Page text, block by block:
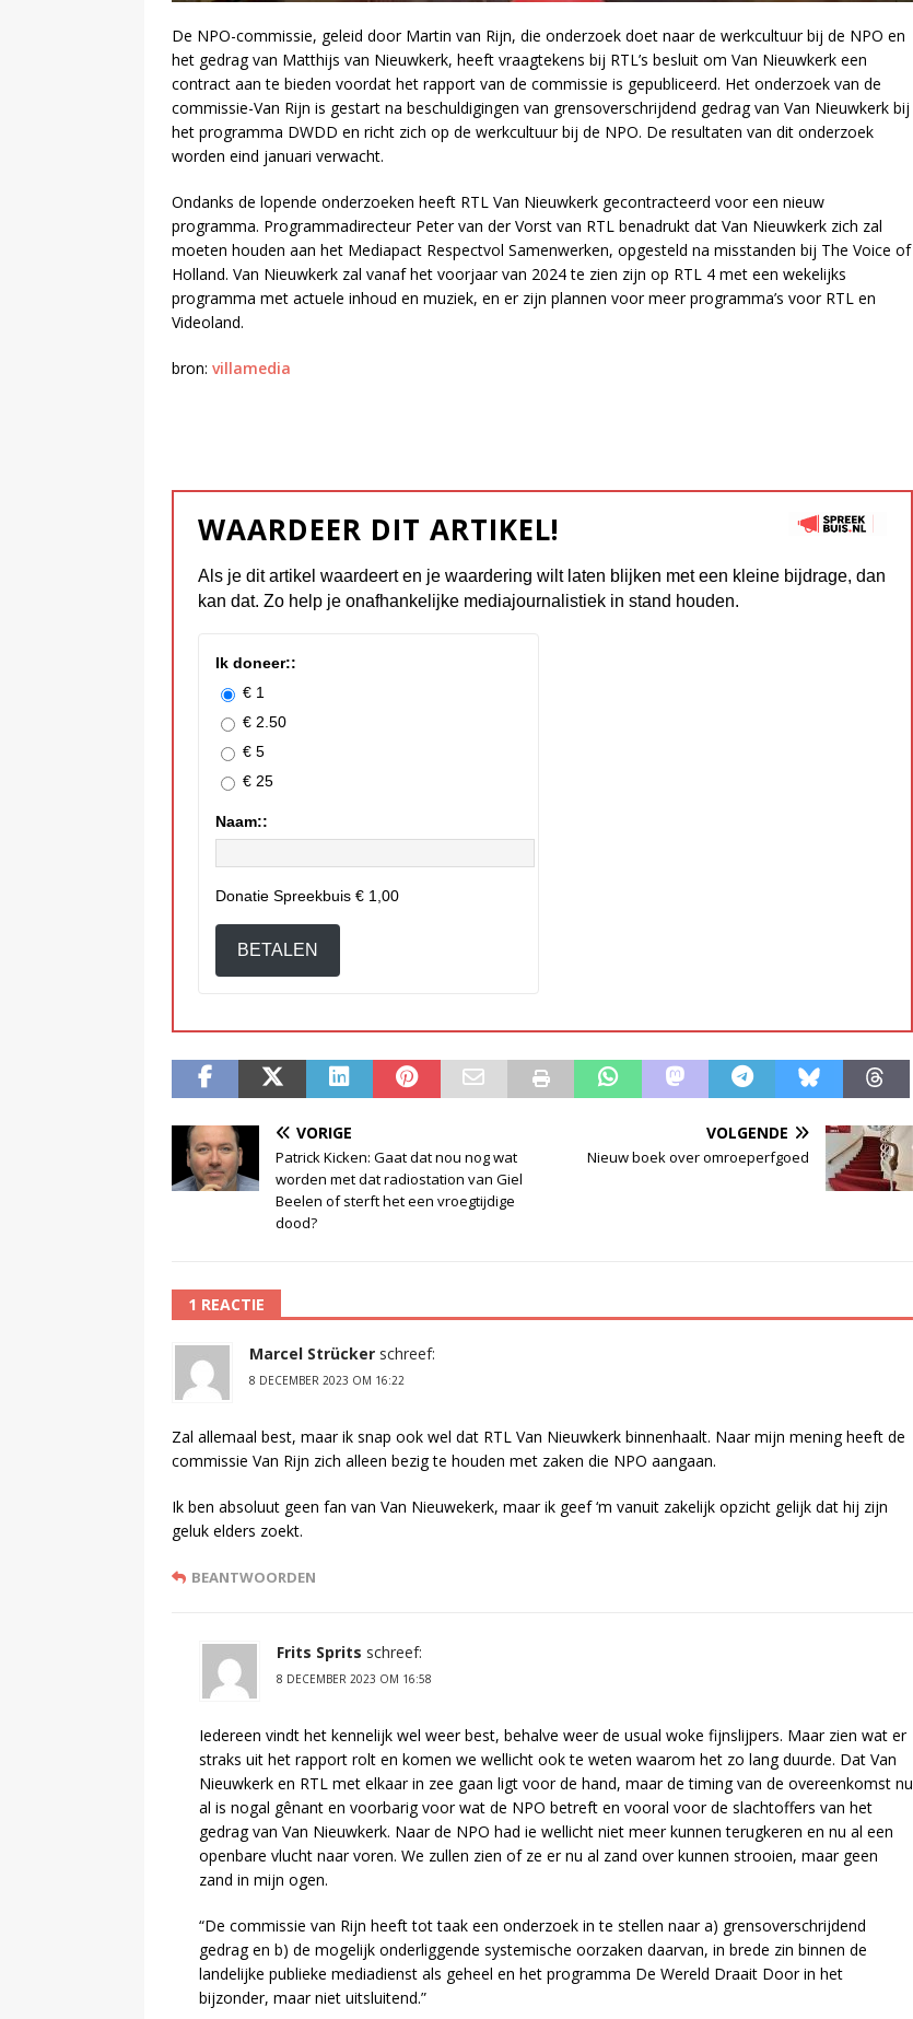
De NPO-commissie, geleid door Martin van Rijn, die onderzoek doet naar de werkcultuur bij de NPO en
het gedrag van Matthijs van Nieuwkerk, heeft vraagtekens bij RTL’s besluit om Van Nieuwkerk een
contract aan te bieden voordat het rapport van de commissie is gepubliceerd. Het onderzoek van de
commissie-Van Rijn is gestart na beschuldigingen van grensoverschrijdend gedrag van Van Nieuwkerk bij
het programma DWDD en richt zich op de werkcultuur bij de NPO. De resultaten van dit onderzoek
worden eind januari verwacht.
Ondanks de lopende onderzoeken heeft RTL Van Nieuwkerk gecontracteerd voor een nieuw
programma. Programmadirecteur Peter van der Vorst van RTL benadrukt dat Van Nieuwkerk zich zal
moeten houden aan het Mediapact Respectvol Samenwerken, opgesteld na misstanden bij The Voice of
Holland. Van Nieuwkerk zal vanaf het voorjaar van 2024 te zien zijn op RTL 4 met een wekelijks
programma met actuele inhoud en muziek, en er zijn plannen voor meer programma’s voor RTL en
Videoland.
bron: villamedia
WAARDEER DIT ARTIKEL!
Als je dit artikel waardeert en je waardering wilt laten blijken met een kleine bijdrage, dan
kan dat. Zo help je onafhankelijke mediajournalistiek in stand houden.
Ik doneer::
€ 1
€ 2.50
€ 5
€ 25
Naam::
Donatie Spreekbuis € 1,00
BETALEN
VORIGE
Patrick Kicken: Gaat dat nou nog wat
worden met dat radiostation van Giel
Beelen of sterft het een vroegtijdige
dood?
VOLGENDE
Nieuw boek over omroeperfgoed
1 REACTIE
Marcel Strücker schreef:
8 DECEMBER 2023 OM 16:22
Zal allemaal best, maar ik snap ook wel dat RTL Van Nieuwkerk binnenhaalt. Naar mijn mening heeft de
commissie Van Rijn zich alleen bezig te houden met zaken die NPO aangaan.
Ik ben absoluut geen fan van Van Nieuwekerk, maar ik geef ‘m vanuit zakelijk opzicht gelijk dat hij zijn
geluk elders zoekt.
BEANTWOORDEN
Frits Sprits schreef:
8 DECEMBER 2023 OM 16:58
Iedereen vindt het kennelijk wel weer best, behalve weer de usual woke fijnslijpers. Maar zien wat er
straks uit het rapport rolt en komen we wellicht ook te weten waarom het zo lang duurde. Dat Van
Nieuwkerk en RTL met elkaar in zee gaan ligt voor de hand, maar de timing van de overeenkomst nu
al is nogal gênant en voorbarig voor wat de NPO betreft en vooral voor de slachtoffers van het
gedrag van Van Nieuwkerk. Naar de NPO had ie wellicht niet meer kunnen terugkeren en nu al een
openbare vlucht naar voren. We zullen zien of ze er nu al zand over kunnen strooien, maar geen
zand in mijn ogen.
“De commissie van Rijn heeft tot taak een onderzoek in te stellen naar a) grensoverschrijdend
gedrag en b) de mogelijk onderliggende systemische oorzaken daarvan, in brede zin binnen de
landelijke publieke mediadienst als geheel en het programma De Wereld Draait Door in het
bijzonder, maar niet uitsluitend.”